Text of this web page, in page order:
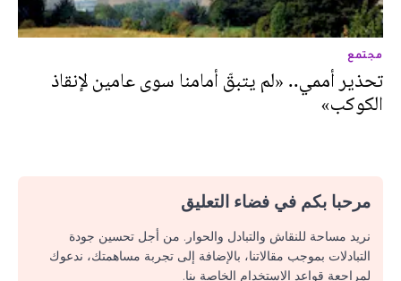
مجتمع
تحذير أممي.. «لم يتبقّ أمامنا سوى عامين لإنقاذ
الكوكب»
مرحبا بكم في فضاء التعليق
نريد مساحة للنقاش والتبادل والحوار. من أجل تحسين جودة
التبادلات بموجب مقالاتنا، بالإضافة إلى تجربة مساهمتك، ندعوك
لمراجعة قواعد الاستخدام الخاصة بنا.